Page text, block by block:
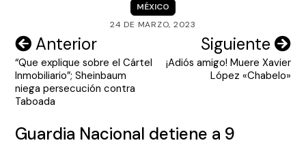
MÉXICO
24 DE MARZO, 2023
Navegación
de
entradas
Anterior
“Que explique sobre el Cártel
Inmobiliario”; Sheinbaum
niega persecución contra
Taboada
Siguiente
¡Adiós amigo! Muere Xavier
López «Chabelo»
Guardia Nacional detiene a 9